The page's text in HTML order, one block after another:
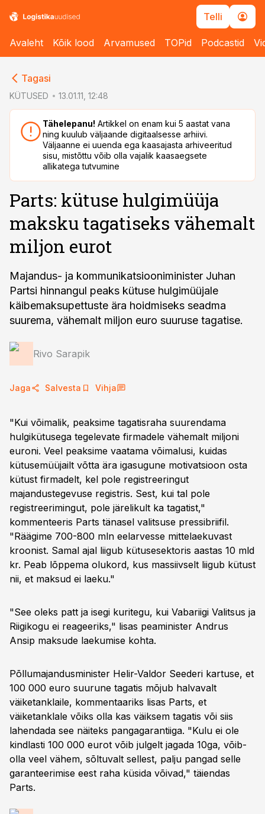
Telli
Avaleht Kõik lood Arvamused TOPid Podcastid
Tagasi
KÜTUSED 13.01.11, 12:48
Tähelepanu! Artikkel on enam kui 5 aastat vana
ning kuulub väljaande digitaalsesse arhiivi.
Väljaanne ei uuenda ega kaasajasta arhiveeritud
sisu, mistõttu võib olla vajalik kaasaegsete
allikatega tutvumine
Parts: kütuse hulgimüüja
maksku tagatiseks vähemalt
miljon eurot
Majandus- ja kommunikatsiooniminister Juhan
Partsi hinnangul peaks kütuse hulgimüüjale
käibemaksupettuste ära hoidmiseks seadma
suurema, vähemalt miljon euro suuruse tagatise.
Rivo Sarapik
Jaga Salvesta Vihja
"Kui võimalik, peaksime tagatisraha suurendama
hulgikütusega tegelevate firmadele vähemalt miljoni
euroni. Veel peaksime vaatama võimalusi, kuidas
kütusemüüjailt võtta ära igasugune motivatsioon osta
kütust firmadelt, kel pole registreeringut
majandustegevuse registris. Sest, kui tal pole
registreerimingut, pole järelikult ka tagatist,"
kommenteeris Parts tänasel valitsuse pressibriifil.
"Räägime 700-800 mln eelarvesse mittelaekuvast
kroonist. Samal ajal liigub kütusesektoris aastas 10 mld
kr. Peab lõppema olukord, kus massiivselt liigub kütust
nii, et maksud ei laeku."
"See oleks patt ja isegi kuritegu, kui Vabariigi Valitsus ja
Riigikogu ei reageeriks," lisas peaminister Andrus
Ansip maksude laekumise kohta.
Põllumajandusminister Helir-Valdor Seederi kartuse, et
100 000 euro suurune tagatis mõjub halvavalt
väiketanklaile, kommentaariks lisas Parts, et
väiketanklale võiks olla kas väiksem tagatis või siis
lahendada see näiteks pangagarantiiga. "Kulu ei ole
kindlasti 100 000 eurot võib julgelt jagada 10ga, võib-
olla veel vähem, sõltuvalt sellest, palju pangad selle
garanteerimise eest raha küsida võivad," täiendas
Parts.